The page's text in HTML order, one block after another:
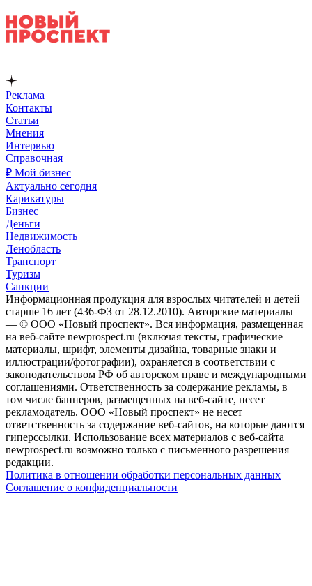
Реклама
Контакты
Статьи
Мнения
Интервью
Справочная
₽ Мой бизнес
Актуально сегодня
Карикатуры
Бизнес
Деньги
Недвижимость
Ленобласть
Транспорт
Туризм
Санкции
Информационная продукция для взрослых читателей и детей
старше 16 лет (436-ФЗ от 28.12.2010). Авторские материалы
— © ООО «Новый проспект». Вся информация, размещенная
на веб-сайте newprospect.ru (включая тексты, графические
материалы, шрифт, элементы дизайна, товарные знаки и
иллюстрации/фотографии), охраняется в соответствии с
законодательством РФ об авторском праве и международными
соглашениями. Ответственность за содержание рекламы, в
том числе баннеров, размещенных на веб-сайте, несет
рекламодатель. ООО «Новый проспект» не несет
ответственность за содержание веб-сайтов, на которые даются
гиперссылки. Использование всех материалов с веб-сайта
newprospect.ru возможно только с письменного разрешения
редакции.
Политика в отношении обработки персональных данных
Соглашение о конфиденциальности